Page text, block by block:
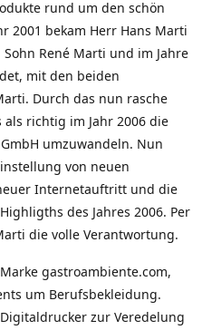
rund um den schön
2001 bekam Herr Hans Marti
René Marti und im Jahre
mit den beiden
Durch das nun rasche
richtig im Jahr 2006 die
umzuwandeln. Nun
von neuen
Internetauftritt und die
des Jahres 2006. Per
die volle Verantwortung.
gastroambiente.com,
um Berufsbekleidung.
zur Veredelung